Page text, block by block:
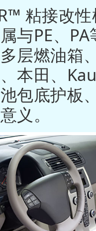
粘接改性
与PE、
层燃油箱
本田、
包底护板
义。